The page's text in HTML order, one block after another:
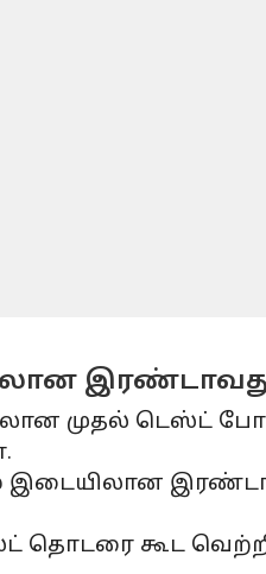
முதல் டெஸ்ட்
தொடரை கூட